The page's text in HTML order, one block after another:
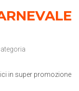
in super promozione